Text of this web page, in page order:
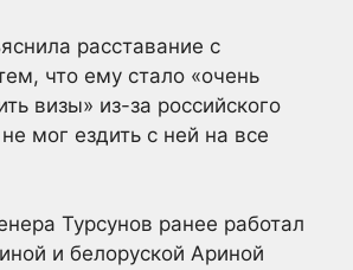
расставание с
что ему стало «очень
визы» из-за российского
мог ездить с ней на все
Турсунов ранее работал
и белоруской Ариной